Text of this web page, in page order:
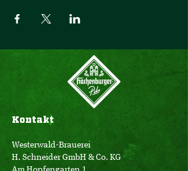
Kontakt
Westerwald-Brauerei
H. Schneider GmbH & Co. KG